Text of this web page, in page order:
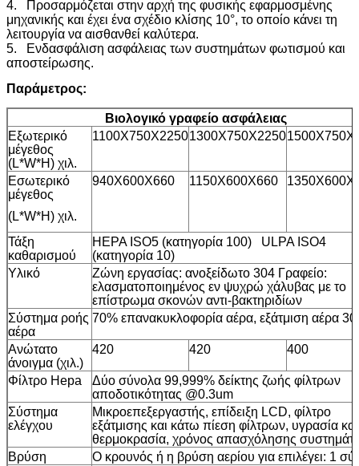
4. Προσαρμόζεται στην αρχή της φυσικής εφαρμοσμένης
μηχανικής και έχει ένα σχέδιο κλίσης 10°, το οποίο κάνει τη
λειτουργία να αισθανθεί καλύτερα.
5. Ενδασφάλιση ασφάλειας των συστημάτων φωτισμού και
αποστείρωσης.
Παράμετρος:
Βιολογικό γραφείο ασφάλειας
Εξωτερικό
μέγεθος
(L*W*H) χιλ.
1100X750X22501300X750X2250
Εσωτερικό
μέγεθος
(L*W*H) χιλ.
940X600X660 1150X600X660
Τάξη
καθαρισμού
HEPA ISO5 (κατηγορία 100) ULPA ISO4
(κατηγορία 10)
Υλικό
Ζώνη εργασίας: ανοξείδωτο 304 Γραφείο:
ελασματοποιημένος εν ψυχρώ χάλυβας με το
επίστρωμα σκονών αντι-βακτηριδίων
Σύστημα ροής
αέρα
70% επανακυκλοφορία αέρα, εξάτμιση αέρα
Ανώτατο
άνοιγμα (χιλ.)
420 420 400
Φίλτρο Hepa
Δύο σύνολα 99,999% δείκτης ζωής φίλτρων
αποδοτικότητας @0.3um
Σύστημα
ελέγχου
Μικροεπεξεργαστής, επίδειξη LCD, φίλτρο
εξάτμισης και κάτω πίεση φίλτρων, υγρασία και
θερμοκρασία, χρόνος απασχόλησης
Βρύση
Ο κρουνός ή η βρύση αερίου για επιλέγει: 1